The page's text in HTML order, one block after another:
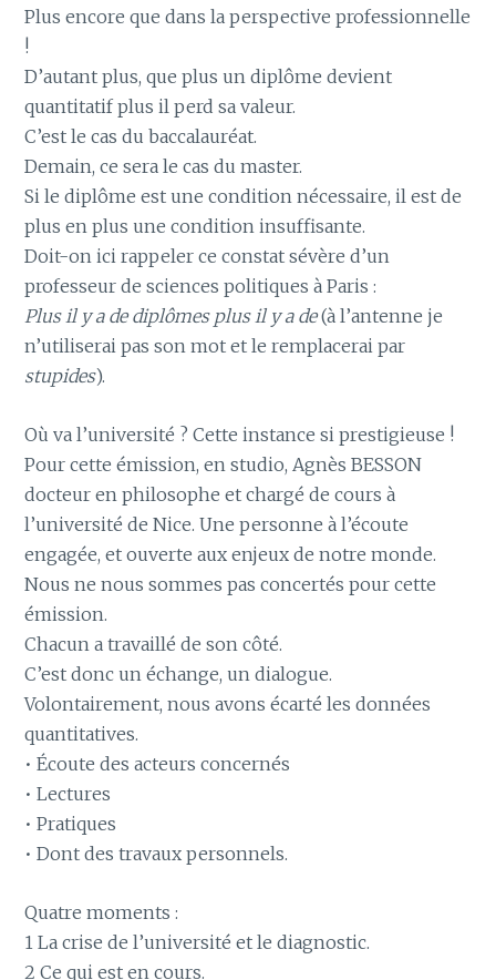
Plus encore que dans la perspective professionnelle
!
D’autant plus, que plus un diplôme devient
quantitatif plus il perd sa valeur.
C’est le cas du baccalauréat.
Demain, ce sera le cas du master.
Si le diplôme est une condition nécessaire, il est de
plus en plus une condition insuffisante.
Doit-on ici rappeler ce constat sévère d’un
professeur de sciences politiques à Paris :
Plus il y a de diplômes plus il y a de(à l’antenne je
n’utiliserai pas son mot et le remplacerai par
stupides).
Où va l’université ? Cette instance si prestigieuse !
Pour cette émission, en studio, Agnès BESSON
docteur en philosophe et chargé de cours à
l’université de Nice. Une personne à l’écoute
engagée, et ouverte aux enjeux de notre monde.
Nous ne nous sommes pas concertés pour cette
émission.
Chacun a travaillé de son côté.
C’est donc un échange, un dialogue.
Volontairement, nous avons écarté les données
quantitatives.
• Écoute des acteurs concernés
• Lectures
• Pratiques
• Dont des travaux personnels.
Quatre moments :
1 La crise de l’université et le diagnostic.
2 Ce qui est en cours.